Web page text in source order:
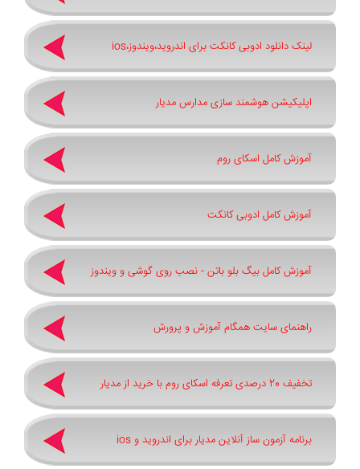
لینک دانلود ادوبی کانکت برای اندروید،ویندوز،ios
اپلیکیشن هوشمند سازی مدارس مدیار
آموزش کامل اسکای روم
آموزش کامل ادوبی کانکت
آموزش کامل بیگ بلو باتن - نصب روی گوشی و ویندوز
راهنمای سایت همگام آموزش و پرورش
تخفیف 20 درصدی تعرفه اسکای روم با خرید از مدیار
برنامه آزمون ساز آنلاین مدیار برای اندروید و ios